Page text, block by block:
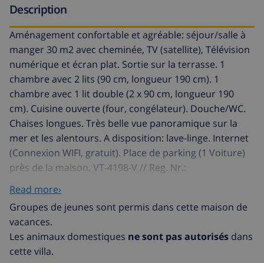
Description
Aménagement confortable et agréable: séjour/salle à
manger 30 m2 avec cheminée, TV (satellite), Télévision
numérique et écran plat. Sortie sur la terrasse. 1
chambre avec 2 lits (90 cm, longueur 190 cm). 1
chambre avec 1 lit double (2 x 90 cm, longueur 190
cm). Cuisine ouverte (four, congélateur). Douche/WC.
Chaises longues. Très belle vue panoramique sur la
mer et les alentours. A disposition: lave-linge. Internet
(Connexion WIFI, gratuit). Place de parking (1 Voiture)
près de la maison. VT-4198-V // Reg. Nr.:
4198V3
Maryvilla: Belle maison individuelle accueillante "Vista
Ifach", de 2 étages. À 2.8 km du centre de Calpe,
situation tranquille, surélevée sur un versant, quartier
résidentiel, à 1.1 km de la mer. A usage privé: terrain
Read more›
Groupes de jeunes sont permis dans cette maison de
vacances.
Les animaux domestiques ne sont pas autorisés dans
cette villa.